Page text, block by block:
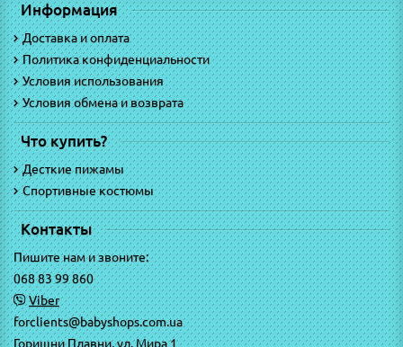
Информация
Доставка и оплата
Политика конфиденциальности
Условия использования
Условия обмена и возврата
Что купить?
Десткие пижамы
Спортивные костюмы
Контакты
Пишите нам и звоните:
068 83 99 860
Viber
forclients@babyshops.com.ua
Горишни Плавни, ул. Мира 1